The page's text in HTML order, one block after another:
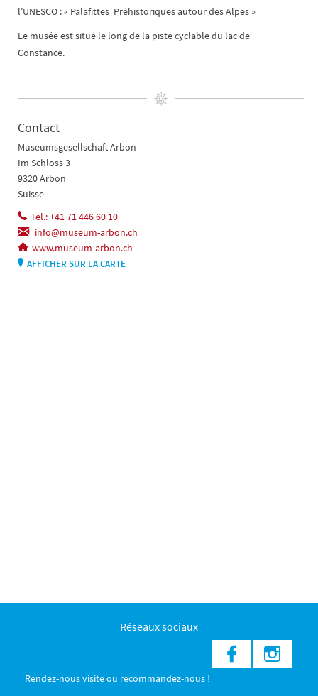
l’UNESCO : « Palafittes Préhistoriques autour des Alpes »
Le musée est situé le long de la piste cyclable du lac de
Constance.
Contact
Museumsgesellschaft Arbon
Im Schloss 3
9320 Arbon
Suisse
Tel.: +41 71 446 60 10
info@museum-arbon.ch
www.museum-arbon.ch
AFFICHER SUR LA CARTE
Réseaux sociaux
Rendez-nous visite ou recommandez-nous !